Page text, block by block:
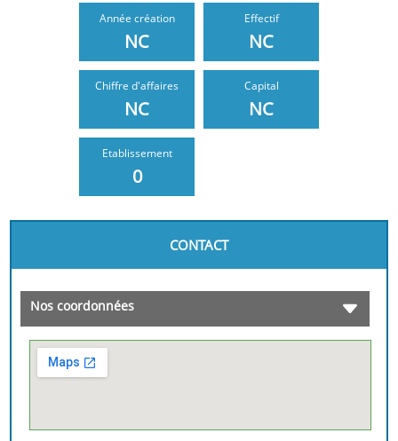
Année création
NC
Effectif
NC
Chiffre d'affaires
NC
Capital
NC
Etablissement
0
CONTACT
Nos coordonnées